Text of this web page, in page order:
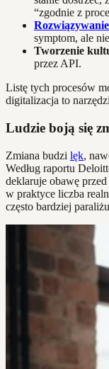
“zgodnie z
symptom, ale
Tworzenie
przez API.
Listę tych procesów
digitalizacja to
Ludzie boją się
Zmiana budzi lęk,
Według raportu
deklaruje obawę
w praktyce liczba
często bardziej